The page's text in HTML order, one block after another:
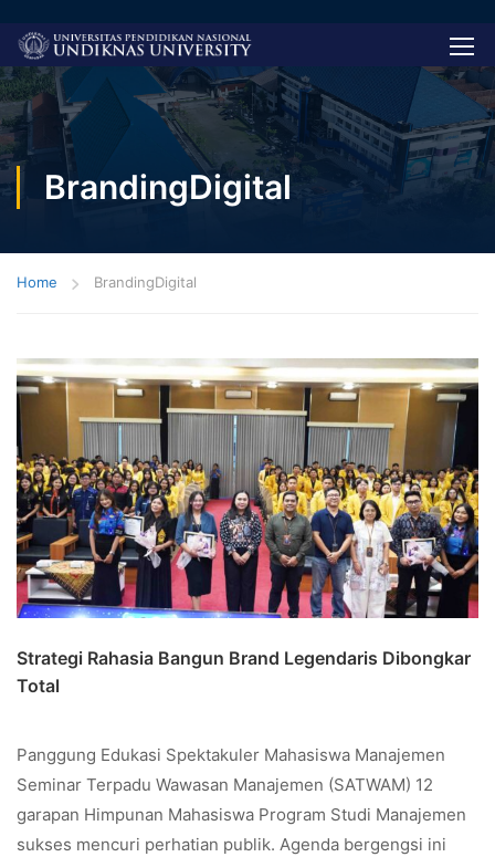
BrandingDigital
Home BrandingDigital
Strategi Rahasia Bangun Brand Legendaris Dibongkar
Total
Panggung Edukasi Spektakuler Mahasiswa Manajemen
Seminar Terpadu Wawasan Manajemen (SATWAM) 12
garapan Himpunan Mahasiswa Program Studi Manajemen
sukses mencuri perhatian publik. Agenda bergengsi ini